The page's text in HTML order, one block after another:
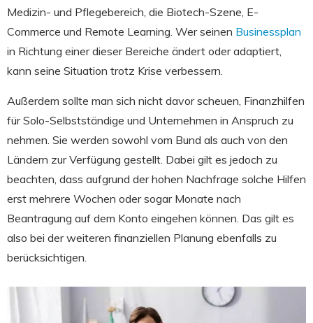
Medizin- und Pflegebereich, die Biotech-Szene, E-
Commerce und Remote Learning. Wer seinen Businessplan
in Richtung einer dieser Bereiche ändert oder adaptiert,
kann seine Situation trotz Krise verbessern.
Außerdem sollte man sich nicht davor scheuen, Finanzhilfen
für Solo-Selbstständige und Unternehmen in Anspruch zu
nehmen. Sie werden sowohl vom Bund als auch von den
Ländern zur Verfügung gestellt. Dabei gilt es jedoch zu
beachten, dass aufgrund der hohen Nachfrage solche Hilfen
erst mehrere Wochen oder sogar Monate nach
Beantragung auf dem Konto eingehen können. Das gilt es
also bei der weiteren finanziellen Planung ebenfalls zu
berücksichtigen.